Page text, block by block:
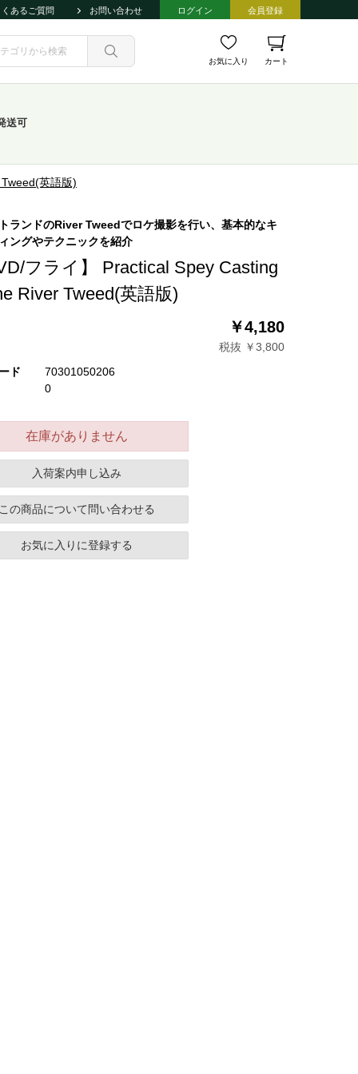
くあるご質問 お問い合わせ ログイン 会員登録
お気に入り カート
送可
英語版)
ランドのRiver Tweedでロケ撮影を行い、基本的なキ
ングやテクニックを紹介
フライ】 Practical Spey Casting
River Tweed(英語版)
￥4,180
税抜 ￥3,800
ド
70301050206
0
在庫がありません
入荷案内申し込み
この商品について問い合わせる
お気に入りに登録する